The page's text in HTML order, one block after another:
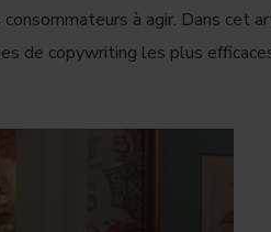
à agir. Dans cet
de copywriting les plus